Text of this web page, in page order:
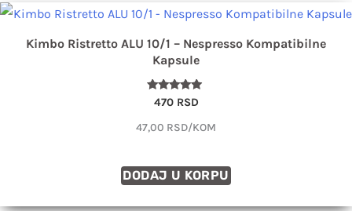
Kimbo Ristretto ALU 10/1 – Nespresso Kompatibilne
Kapsule
Ocenjeno
sa
od 5
470 RSD
47,00 RSD/KOM
DODAJ U KORPU